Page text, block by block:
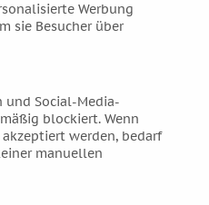
Werbung
sie Besucher über
Social-Media-
blockiert. Wenn
werden, bedarf
manuellen